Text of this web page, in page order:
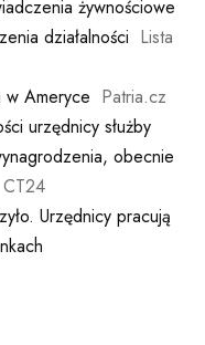
żywnościowe
działalności Lista
Ameryce Patria.cz
urzędnicy służby
obecnie
CT24
Urzędnicy pracują